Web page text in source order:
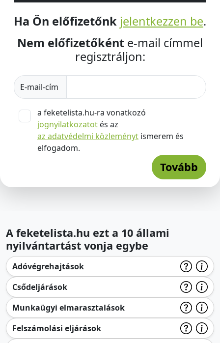
Ha Ön előfizetőnk jelentkezzen be.
Nem előfizetőként e-mail címmel
regisztráljon:
E-mail-cím
a feketelista.hu-ra vonatkozó
jognyilatkozatot és az
az adatvédelmi közleményt ismerem és
elfogadom.
Tovább
A feketelista.hu ezt a 10 állami
nyilvántartást vonja egybe
Adóvégrehajtások
Csődeljárások
Munkaügyi elmarasztalások
Felszámolási eljárások